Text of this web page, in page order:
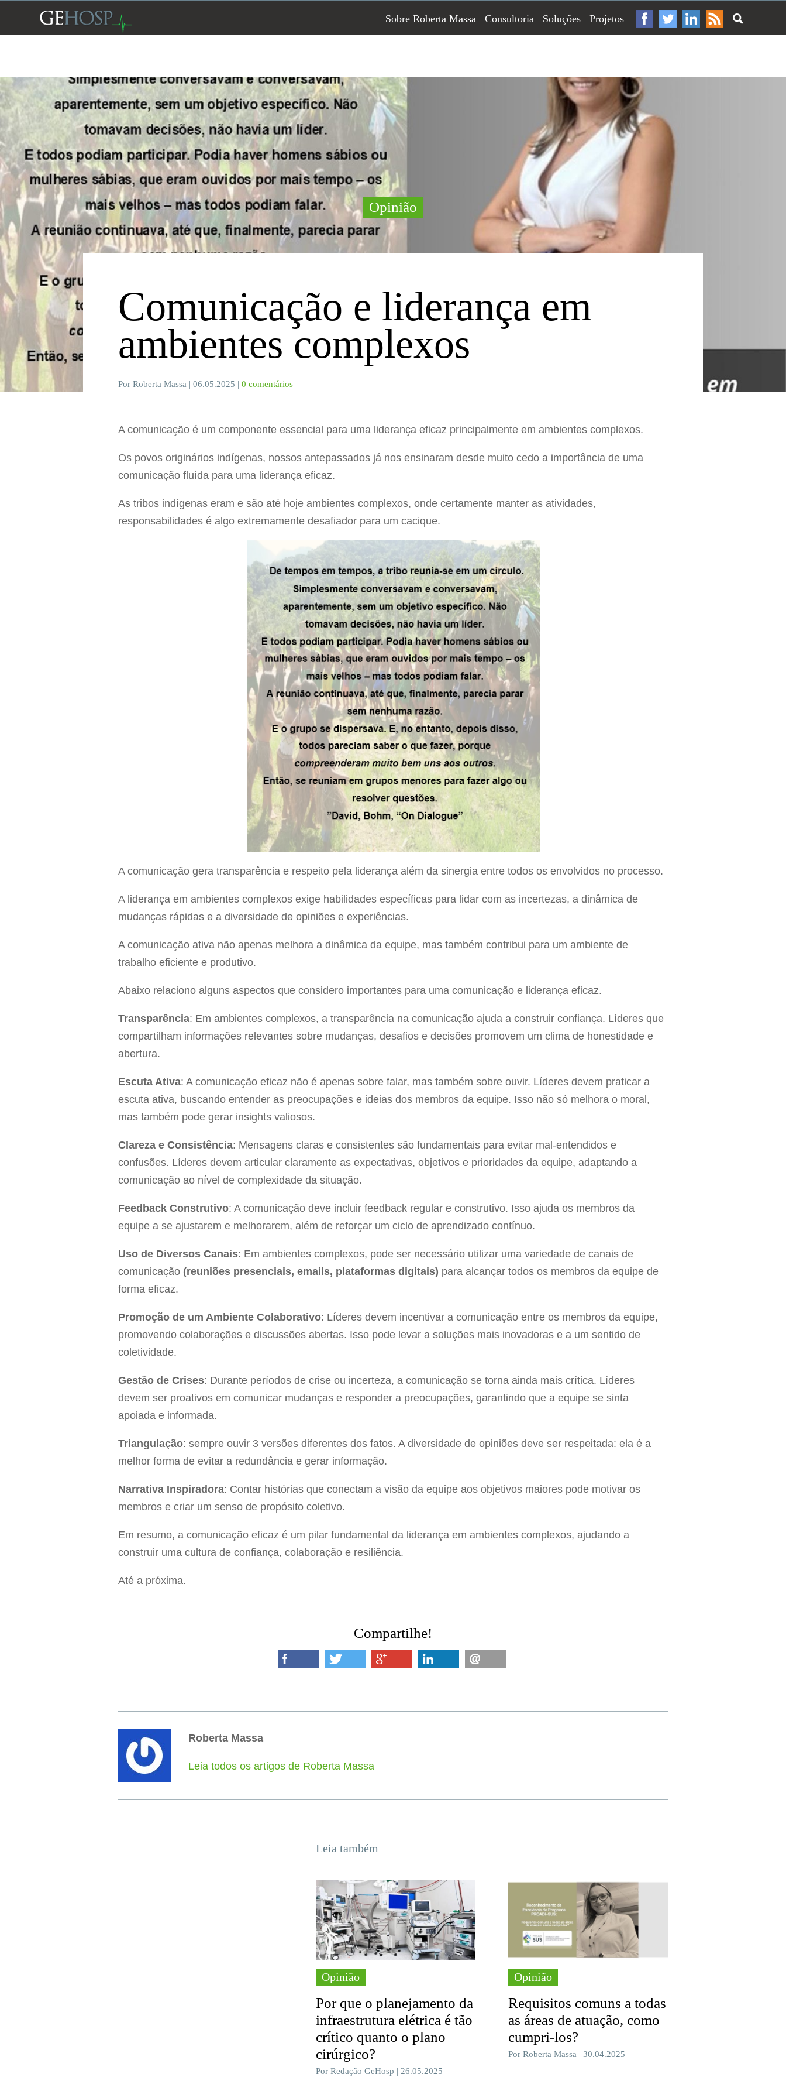
Sobre Roberta Massa Consultoria Soluções Projetos
Opinião
Comunicação e liderança em
ambientes complexos
Por Roberta Massa | 06.05.2025 | 0 comentários
A comunicação é um componente essencial para uma liderança eficaz principalmente em ambientes complexos.
Os povos originários indígenas, nossos antepassados já nos ensinaram desde muito cedo a importância de uma
comunicação fluída para uma liderança eficaz.
As tribos indígenas eram e são até hoje ambientes complexos, onde certamente manter as atividades,
responsabilidades é algo extremamente desafiador para um cacique.
A comunicação gera transparência e respeito pela liderança além da sinergia entre todos os envolvidos no processo.
A liderança em ambientes complexos exige habilidades específicas para lidar com as incertezas, a dinâmica de
mudanças rápidas e a diversidade de opiniões e experiências.
A comunicação ativa não apenas melhora a dinâmica da equipe, mas também contribui para um ambiente de
trabalho eficiente e produtivo.
Abaixo relaciono alguns aspectos que considero importantes para uma comunicação e liderança eficaz.
Transparência: Em ambientes complexos, a transparência na comunicação ajuda a construir confiança. Líderes que
compartilham informações relevantes sobre mudanças, desafios e decisões promovem um clima de honestidade e
abertura.
Escuta Ativa: A comunicação eficaz não é apenas sobre falar, mas também sobre ouvir. Líderes devem praticar a
escuta ativa, buscando entender as preocupações e ideias dos membros da equipe. Isso não só melhora o moral,
mas também pode gerar insights valiosos.
Clareza e Consistência: Mensagens claras e consistentes são fundamentais para evitar mal-entendidos e
confusões. Líderes devem articular claramente as expectativas, objetivos e prioridades da equipe, adaptando a
comunicação ao nível de complexidade da situação.
Feedback Construtivo: A comunicação deve incluir feedback regular e construtivo. Isso ajuda os membros da
equipe a se ajustarem e melhorarem, além de reforçar um ciclo de aprendizado contínuo.
Uso de Diversos Canais: Em ambientes complexos, pode ser necessário utilizar uma variedade de canais de
comunicação (reuniões presenciais, emails, plataformas digitais) para alcançar todos os membros da equipe de
forma eficaz.
Promoção de um Ambiente Colaborativo: Líderes devem incentivar a comunicação entre os membros da equipe,
promovendo colaborações e discussões abertas. Isso pode levar a soluções mais inovadoras e a um sentido de
coletividade.
Gestão de Crises: Durante períodos de crise ou incerteza, a comunicação se torna ainda mais crítica. Líderes
devem ser proativos em comunicar mudanças e responder a preocupações, garantindo que a equipe se sinta
apoiada e informada.
Triangulação: sempre ouvir 3 versões diferentes dos fatos. A diversidade de opiniões deve ser respeitada: ela é a
melhor forma de evitar a redundância e gerar informação.
Narrativa Inspiradora: Contar histórias que conectam a visão da equipe aos objetivos maiores pode motivar os
membros e criar um senso de propósito coletivo.
Em resumo, a comunicação eficaz é um pilar fundamental da liderança em ambientes complexos, ajudando a
construir uma cultura de confiança, colaboração e resiliência.
Até a próxima.
Compartilhe!
Roberta Massa
Leia todos os artigos de Roberta Massa
Leia também
Opinião
Por que o planejamento da
infraestrutura elétrica é tão
crítico quanto o plano
cirúrgico?
Por Redação GeHosp | 26.05.2025
Opinião
Requisitos comuns a todas
as áreas de atuação, como
cumpri-los?
Por Roberta Massa | 30.04.2025